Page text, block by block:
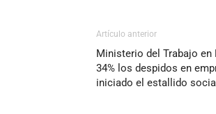
Artículo anterior
Ministerio del Trabajo
34% los despidos en
iniciado el estallido social